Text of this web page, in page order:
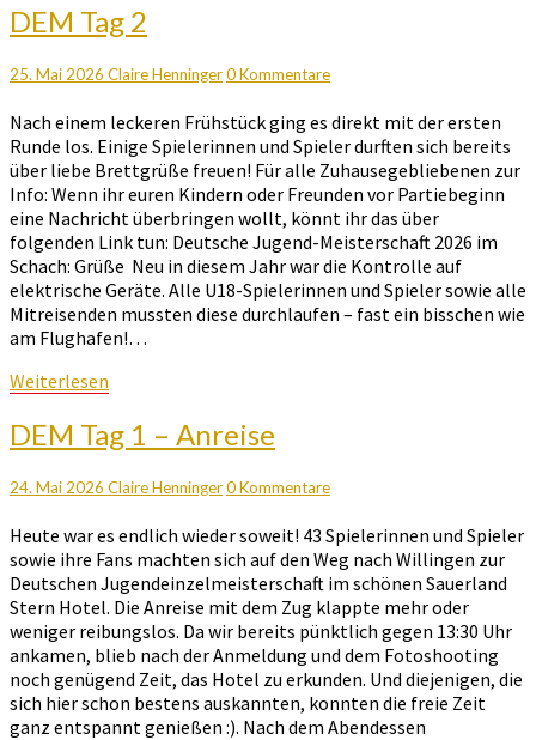
DEM
Tag
DEM Tag 2
25. Mai 2026 Claire HenningerKommentare
0 Kommentare
Nach einem leckeren Frühstück ging es direkt mit der ersten
Runde los. Einige Spielerinnen und Spieler durften sich bereits
über liebe Brettgrüße freuen! Für alle Zuhausegebliebenen zur
Info: Wenn ihr euren Kindern oder Freunden vor Partiebeginn
eine Nachricht überbringen wollt, könnt ihr das über
folgenden Link tun: Deutsche Jugend-Meisterschaft 2026 im
Schach: Grüße Neu in diesem Jahr war die Kontrolle auf
elektrische Geräte. Alle U18-Spielerinnen und Spieler sowie alle
Mitreisenden mussten diese durchlaufen – fast ein bisschen wie
am Flughafen!…
Weiterlesen
DEM
Tag
–
DEM Tag 1 – Anreise
24. Mai 2026 Claire HenningerKommentare
0 Kommentare
Heute war es endlich wieder soweit! 43 Spielerinnen und Spieler
sowie ihre Fans machten sich auf den Weg nach Willingen zur
Deutschen Jugendeinzelmeisterschaft im schönen Sauerland
Stern Hotel. Die Anreise mit dem Zug klappte mehr oder
weniger reibungslos. Da wir bereits pünktlich gegen 13:30 Uhr
ankamen, blieb nach der Anmeldung und dem Fotoshooting
noch genügend Zeit, das Hotel zu erkunden. Und diejenigen, die
sich hier schon bestens auskannten, konnten die freie Zeit
ganz entspannt genießen :). Nach dem Abendessen